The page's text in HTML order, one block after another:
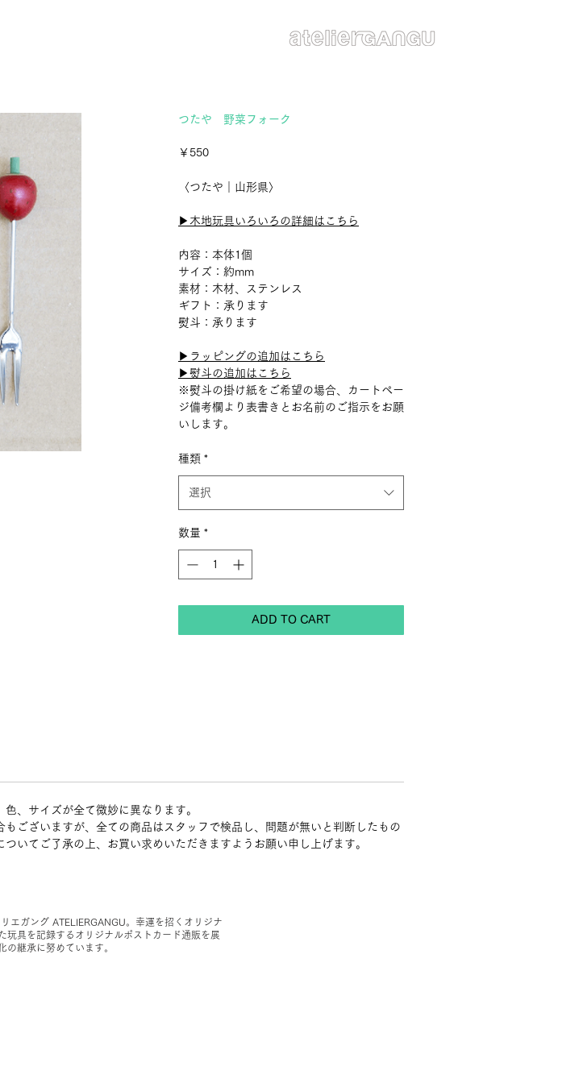
つたや 野菜フォーク
￥550価
〈つたや｜山形県〉
▶︎木地玩具いろいろの詳細はこちら
内容：本体1個
サイズ：約mm
素材：木材、ステンレス
ギフト：承ります
熨斗：承ります
▶︎ラッピングの追加はこちら
▶︎熨斗の追加はこちら
※熨斗の掛け紙をご希望の場合、カートペー
ジ備考欄より表書きとお名前のご指示をお願
いします。
種類 *
選択
数量 *
ADD TO CART
、サイズが全て微妙に異なります。
ございますが、全ての商品はスタッフで検品し、問題が無いと判断したもの
いてご了承の上、お買い求めいただきますようお願い申し上げます。
エガング ATELIERGANGU。幸運を招くオリジナ
玩具を記録するオリジナルポストカード通販を展
の継承に努めています。